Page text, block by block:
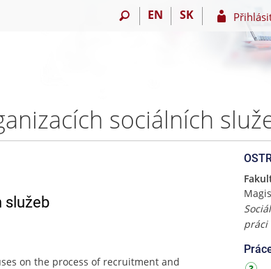
EN SK
služeb
on the process of recruitment and
práci